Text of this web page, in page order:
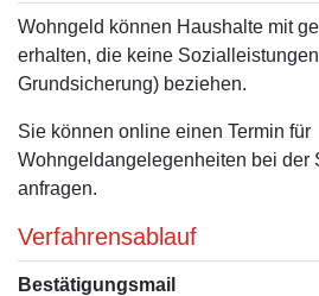
Wohngeld können Haushalte mit
erhalten, die keine
Grundsicherung) beziehen.
Sie können online einen Termin für
Wohngeldangelegenheiten bei der
anfragen.
Verfahrensablauf
Bestätigungsmail